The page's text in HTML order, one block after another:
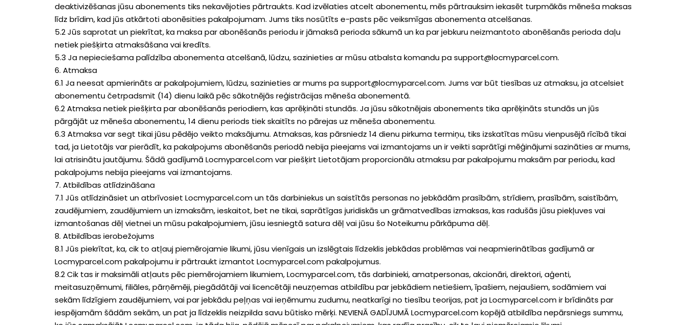
deaktivizēšanas jūsu abonements tiks nekavējoties pārtraukts. Kad izvēlaties atcelt abonementu, mēs pārtrauksim iekasēt turpmākās mēneša maksas
līdz brīdim, kad jūs atkārtoti abonēsities pakalpojumam. Jums tiks nosūtīts e-pasts pēc veiksmīgas abonementa atcelšanas.
5.2 Jūs saprotat un piekrītat, ka maksa par abonēšanās periodu ir jāmaksā perioda sākumā un ka par jebkuru neizmantoto abonēšanās perioda daļu
netiek piešķirta atmaksāšana vai kredīts.
5.3 Ja nepieciešama palīdzība abonementa atcelšanā, lūdzu, sazinieties ar mūsu atbalsta komandu pa support@locmyparcel.com.
6. Atmaksa
6.1 Ja neesat apmierināts ar pakalpojumiem, lūdzu, sazinieties ar mums pa support@locmyparcel.com. Jums var būt tiesības uz atmaksu, ja atcelsiet
abonementu četrpadsmit (14) dienu laikā pēc sākotnējās reģistrācijas mēneša abonementā.
6.2 Atmaksa netiek piešķirta par abonēšanās periodiem, kas aprēķināti stundās. Ja jūsu sākotnējais abonements tika aprēķināts stundās un jūs
pārgājāt uz mēneša abonementu, 14 dienu periods tiek skaitīts no pārejas uz mēneša abonementu.
6.3 Atmaksa var segt tikai jūsu pēdējo veikto maksājumu. Atmaksas, kas pārsniedz 14 dienu pirkuma termiņu, tiks izskatītas mūsu vienpusējā rīcībā tikai
tad, ja Lietotājs var pierādīt, ka pakalpojums abonēšanās periodā nebija pieejams vai izmantojams un ir veikti saprātīgi mēģinājumi sazināties ar mums,
lai atrisinātu jautājumu. Šādā gadījumā Locmyparcel.com var piešķirt Lietotājam proporcionālu atmaksu par pakalpojumu maksām par periodu, kad
pakalpojums nebija pieejams vai izmantojams.
7. Atbildības atlīdzināšana
7.1 Jūs atlīdzināsiet un atbrīvosiet Locmyparcel.com un tās darbiniekus un saistītās personas no jebkādām prasībām, strīdiem, prasībām, saistībām,
zaudējumiem, zaudējumiem un izmaksām, ieskaitot, bet ne tikai, saprātīgas juridiskās un grāmatvedības izmaksas, kas radušās jūsu piekļuves vai
izmantošanas dēļ vietnei un mūsu pakalpojumiem, jūsu iesniegtā satura dēļ vai jūsu šo Noteikumu pārkāpuma dēļ.
8. Atbildības ierobežojums
8.1 Jūs piekrītat, ka, cik to atļauj piemērojamie likumi, jūsu vienīgais un izslēgtais līdzeklis jebkādas problēmas vai neapmierinātības gadījumā ar
Locmyparcel.com pakalpojumu ir pārtraukt izmantot Locmyparcel.com pakalpojumus.
8.2 Cik tas ir maksimāli atļauts pēc piemērojamiem likumiem, Locmyparcel.com, tās darbinieki, amatpersonas, akcionāri, direktori, aģenti,
meitasuzņēmumi, filiāles, pārņēmēji, piegādātāji vai licencētāji neuzņemas atbildību par jebkādiem netiešiem, īpašiem, nejaušiem, sodāmiem vai
sekām līdzīgiem zaudējumiem, vai par jebkādu peļņas vai ieņēmumu zudumu, neatkarīgi no tiesību teorijas, pat ja Locmyparcel.com ir brīdināts par
iespējamām šādām sekām, un pat ja līdzeklis neizpilda savu būtisko mērķi. NEVIENĀ GADĪJUMĀ Locmyparcel.com kopējā atbildība nepārsniegs summu,